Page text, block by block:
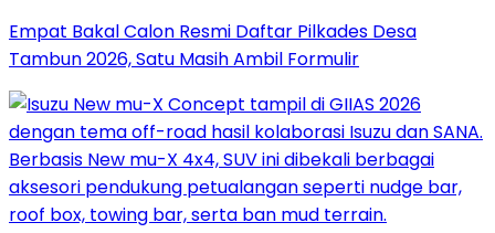
Empat Bakal Calon Resmi Daftar Pilkades Desa
Tambun 2026, Satu Masih Ambil Formulir